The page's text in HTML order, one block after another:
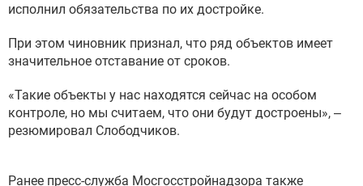
исполнил обязательства по их достройке.
При этом чиновник признал, что ряд объектов имеет
значительное отставание от сроков.
«Такие объекты у нас находятся сейчас на особом
контроле, но мы считаем, что они будут достроены», –
резюмировал Слободчиков.
Ранее пресс-служба Мосгосстройнадзора также